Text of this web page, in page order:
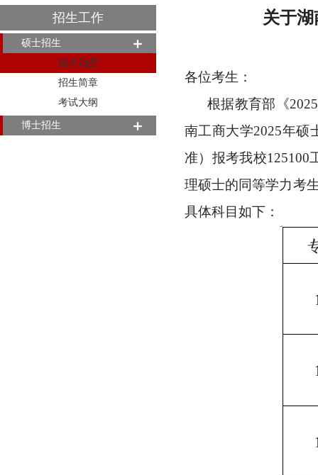
招生工作
硕士招生
招考动态
招生简章
考试大纲
博士招生
关于
各位考生：
根据教育部《
南工商大学2025年硕
准）报考我校125100
理硕士的同等学力考
具体科目如下：